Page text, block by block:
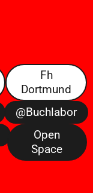
Fh
Dortmund
@buchlabor
Open
Space